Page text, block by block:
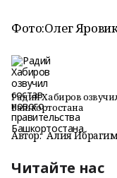
Фото:Олег
Радий Хабиров
Башкортостана
Автор: Алия
Читайте нас